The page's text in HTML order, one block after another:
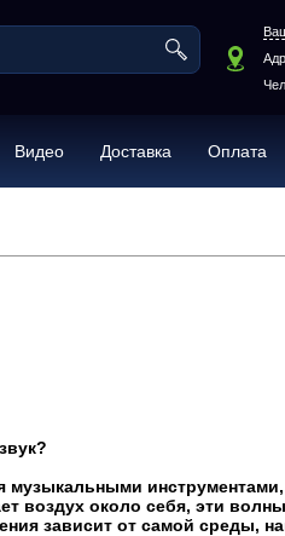
Видео Доставка Оплата
музыкальными
воздух около себя, эти
зависит от самой среды,